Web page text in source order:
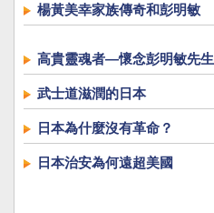
楊黃美幸家族傳奇和彭明敏
高貴靈魂者—懷念彭明敏先生
武士道滋潤的日本
日本為什麼沒有革命？
日本治安為何遠超美國